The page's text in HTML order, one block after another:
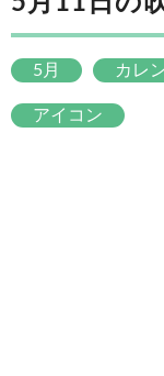
5月 カレ
アイコン